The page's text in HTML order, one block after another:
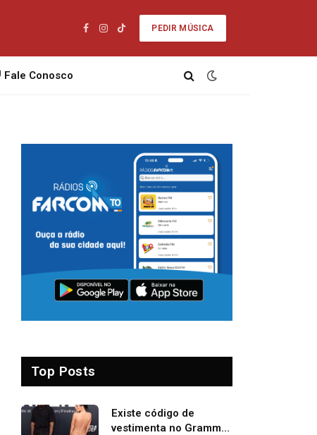
Facebook
Instagram
TikTok
PEDIR MÚSICA
Fale Conosco
Top Posts
Existe código de
vestimenta no Grammy?